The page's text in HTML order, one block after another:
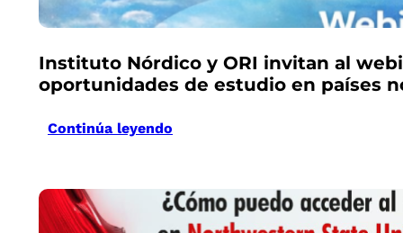
Instituto Nórdico y ORI invitan al
oportunidades de estudio en países
Continúa leyendo